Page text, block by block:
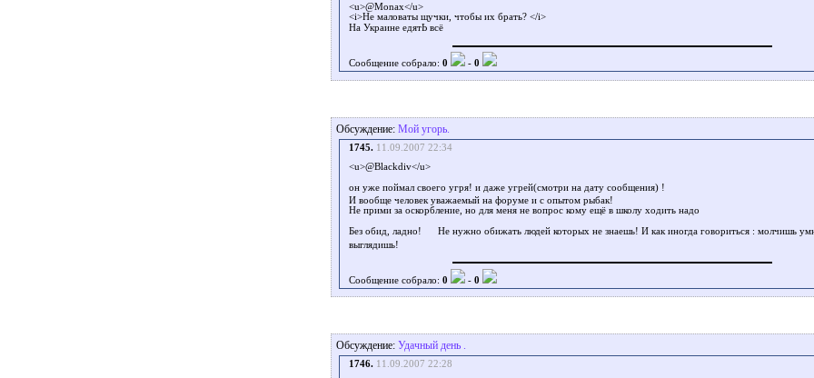
<u>@Monax</u>
<i>Не маловаты щучки, чтобы их брать? </i>
На Украине едятЬ всё
Сообщение собрало: 0 - 0
Обсуждение: Мой угорь.
1745. 11.09.2007 22:34
<u>@Blackdiv</u>
он уже поймал своего угря! и даже угрей(смотри на дату сообщения) !
И вообще человек уважаемый на форуме и с опытом рыбак!
Не прими за оскорбление, но для меня не вопрос кому ещё в школу ходить надо
Без обид, ладно!
Не нужно обижать людей которых не знаешь! И как иногда говориться : молчишь
выглядишь!
Сообщение собрало: 0 - 0
Обсуждение: Удачный день .
1746. 11.09.2007 22:28